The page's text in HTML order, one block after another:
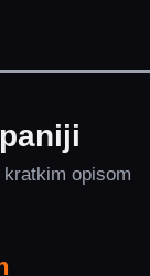
opisom